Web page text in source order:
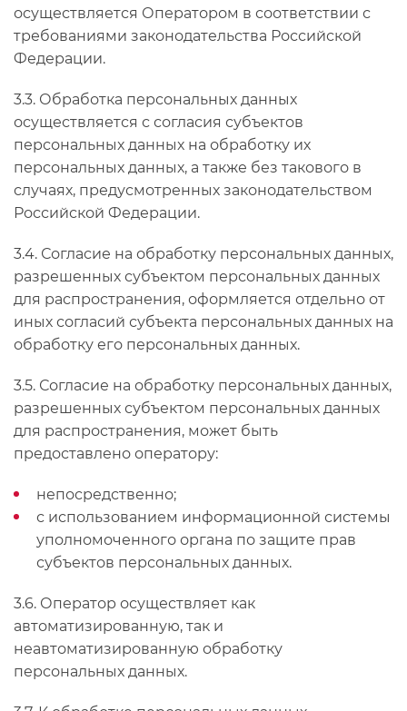
осуществляется Оператором в соответствии с
требованиями законодательства Российской
Федерации.
3.3. Обработка персональных данных
осуществляется с согласия субъектов
персональных данных на обработку их
персональных данных, а также без такового в
случаях, предусмотренных законодательством
Российской Федерации.
3.4. Согласие на обработку персональных данных,
разрешенных субъектом персональных данных
для распространения, оформляется отдельно от
иных согласий субъекта персональных данных на
обработку его персональных данных.
3.5. Согласие на обработку персональных данных,
разрешенных субъектом персональных данных
для распространения, может быть
предоставлено оператору:
непосредственно;
с использованием информационной системы
уполномоченного органа по защите прав
субъектов персональных данных.
3.6. Оператор осуществляет как
автоматизированную, так и
неавтоматизированную обработку
персональных данных.